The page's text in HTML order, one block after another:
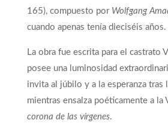
165), compuesto por Wolfgang
cuando apenas tenía dieciséis años.
La obra fue escrita para el castrato
posee una luminosidad
invita al júbilo y a la esperanza tras
mientras ensalza poéticamente a la
corona de las vírgenes.